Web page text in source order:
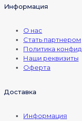
Информация
О нас
Стать партнером
Политика
Наши реквизиты
Оферта
Доставка
Информация